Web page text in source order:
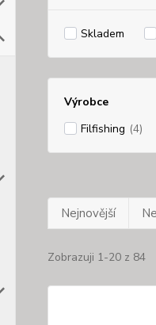
Skladem
Výrobce
Filfishing (4)
Nejnovější
Zobrazuji 1-20 z 84